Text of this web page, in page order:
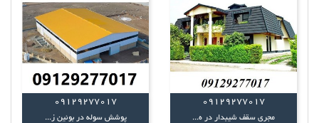
09129277017
مجری سقف شیبدار در ه...
09129277017
پوشش سوله در بوئین ز...